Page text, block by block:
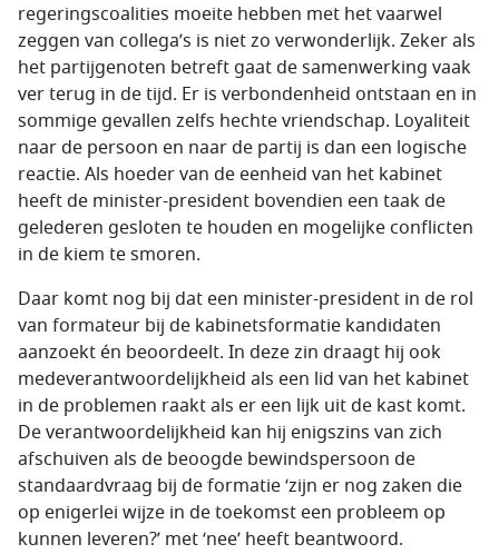
regeringscoalities moeite hebben met het vaarwel
zeggen van collega’s is niet zo verwonderlijk. Zeker als
het partijgenoten betreft gaat de samenwerking vaak
ver terug in de tijd. Er is verbondenheid ontstaan en in
sommige gevallen zelfs hechte vriendschap. Loyaliteit
naar de persoon en naar de partij is dan een logische
reactie. Als hoeder van de eenheid van het kabinet
heeft de minister-president bovendien een taak de
gelederen gesloten te houden en mogelijke conflicten
in de kiem te smoren.
Daar komt nog bij dat een minister-president in de rol
van formateur bij de kabinetsformatie kandidaten
aanzoekt én beoordeelt. In deze zin draagt hij ook
medeverantwoordelijkheid als een lid van het kabinet
in de problemen raakt als er een lijk uit de kast komt.
De verantwoordelijkheid kan hij enigszins van zich
afschuiven als de beoogde bewindspersoon de
standaardvraag bij de formatie ‘zijn er nog zaken die
op enigerlei wijze in de toekomst een probleem op
kunnen leveren?’ met ‘nee’ heeft beantwoord.